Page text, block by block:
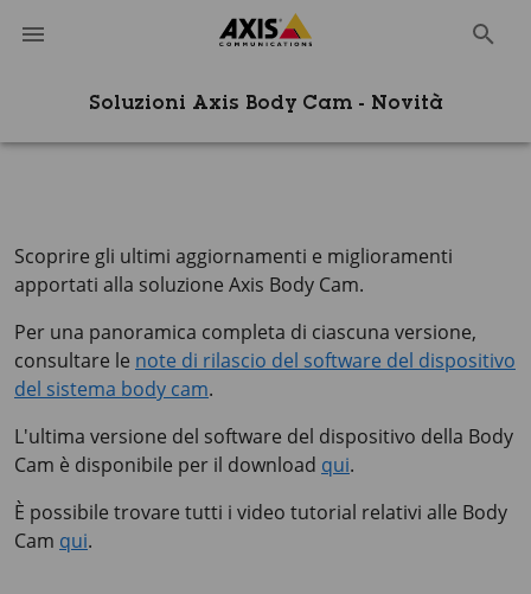
Soluzioni Axis Body Cam - Novità
Scoprire gli ultimi aggiornamenti e miglioramenti
apportati alla soluzione Axis Body Cam.
Per una panoramica completa di ciascuna versione,
consultare le note di rilascio del software del dispositivo
del sistema body cam.
L'ultima versione del software del dispositivo della Body
Cam è disponibile per il download qui.
È possibile trovare tutti i video tutorial relativi alle Body
Cam qui.